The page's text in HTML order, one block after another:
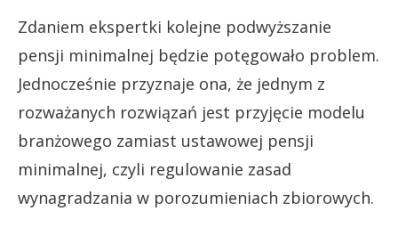
Zdaniem ekspertki kolejne podwyższanie
pensji minimalnej będzie potęgowało problem.
Jednocześnie przyznaje ona, że jednym z
rozważanych rozwiązań jest przyjęcie modelu
branżowego zamiast ustawowej pensji
minimalnej, czyli regulowanie zasad
wynagradzania w porozumieniach zbiorowych.